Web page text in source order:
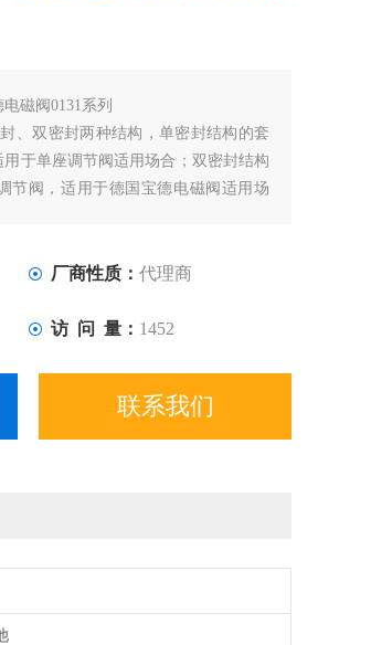
磁阀0131系列
、双密封两种结构，单密封结构的套
于单座调节阀适用场合；双密封结构
节阀，适用于德国宝德电磁阀适用场
厂商性质： 代理商
访 问 量： 1452
联系我们